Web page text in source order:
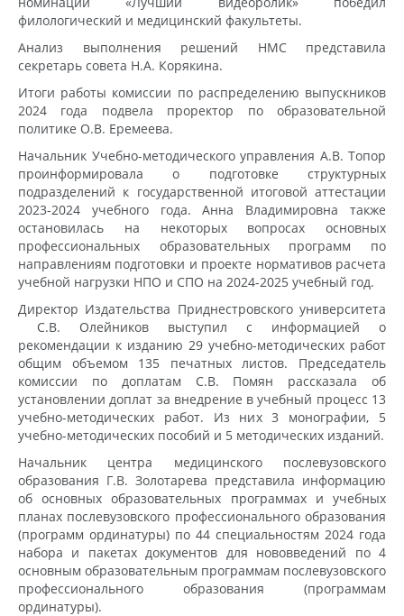
филологический и медицинский факультеты.
Анализ выполнения решений НМС представила
секретарь совета Н.А. Корякина.
Итоги работы комиссии по распределению выпускников
2024 года подвела проректор по образовательной
политике О.В. Еремеева.
Начальник Учебно-методического управления А.В. Топор
проинформировала о подготовке структурных
подразделений к государственной итоговой аттестации
2023-2024 учебного года. Анна Владимировна также
остановилась на некоторых вопросах основных
профессиональных образовательных программ по
направлениям подготовки и проекте нормативов расчета
учебной нагрузки НПО и СПО на 2024-2025 учебный год.
Директор Издательства Приднестровского университета
С.В. Олейников выступил с информацией о
рекомендации к изданию 29 учебно-методических работ
общим объемом 135 печатных листов. Председатель
комиссии по доплатам С.В. Помян рассказала об
установлении доплат за внедрение в учебный процесс 13
учебно-методических работ. Из них 3 монографии, 5
учебно-методических пособий и 5 методических изданий.
Начальник центра медицинского послевузовского
образования Г.В. Золотарева представила информацию
об основных образовательных программах и учебных
планах послевузовского профессионального образования
(программ ординатуры) по 44 специальностям 2024 года
набора и пакетах документов для нововведений по 4
основным образовательным программам послевузовского
профессионального образования (программам
ординатуры).